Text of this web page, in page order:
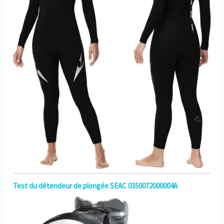
Test du détendeur de plongée SEAC 0350072000004A